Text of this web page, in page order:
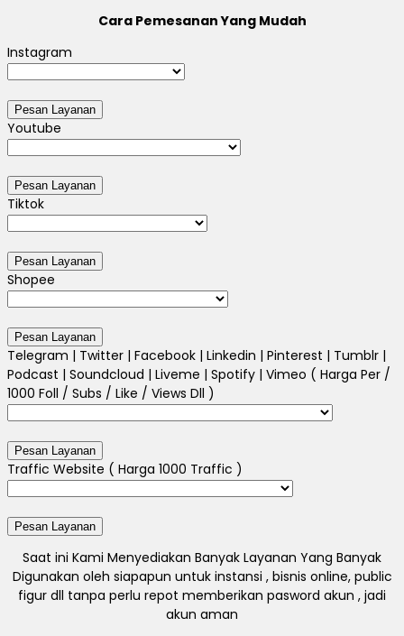
Cara Pemesanan Yang Mudah
Instagram
Youtube
Tiktok
Shopee
Telegram | Twitter | Facebook | Linkedin | Pinterest | Tumblr |
Podcast | Soundcloud | Liveme | Spotify | Vimeo ( Harga Per /
1000 Foll / Subs / Like / Views Dll )
Traffic Website ( Harga 1000 Traffic )
Saat ini Kami Menyediakan Banyak Layanan Yang Banyak
Digunakan oleh siapapun untuk instansi , bisnis online, public
figur dll tanpa perlu repot memberikan pasword akun , jadi
akun aman